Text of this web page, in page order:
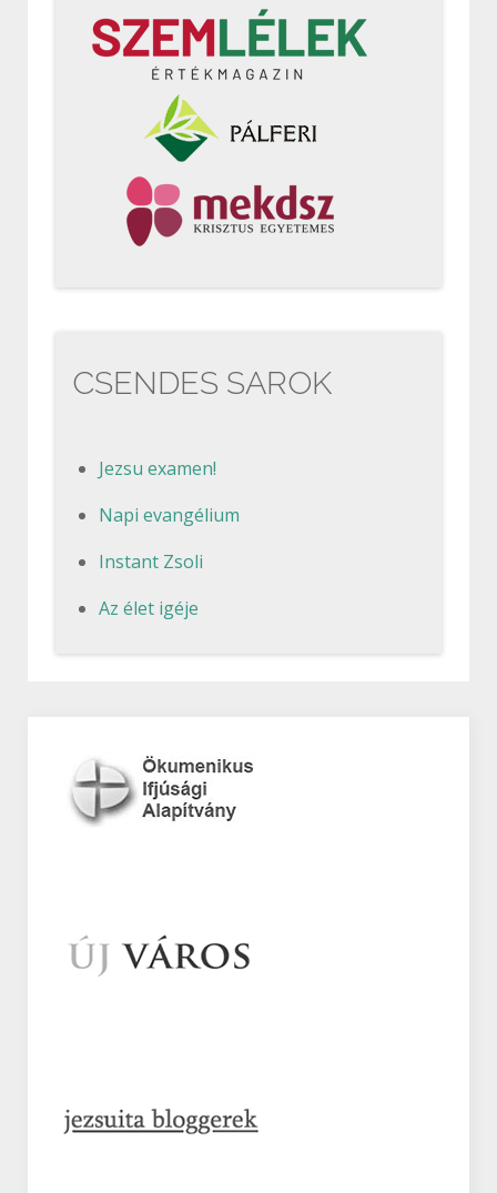
CSENDES SAROK
Jezsu examen!
Napi evangélium
Instant Zsoli
Az élet igéje